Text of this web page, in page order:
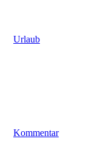
Urlaub
Kommentar